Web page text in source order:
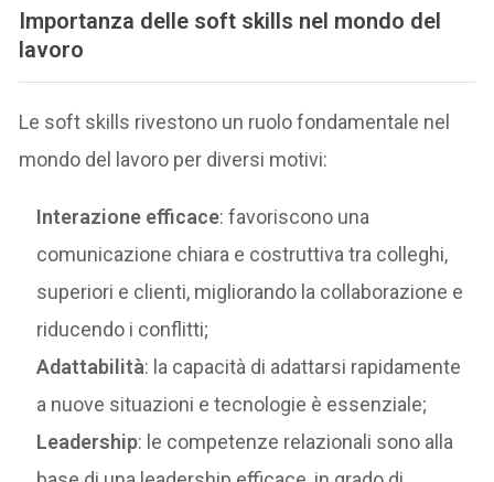
Importanza delle soft skills nel mondo del
lavoro
Le soft skills rivestono un ruolo fondamentale nel
mondo del lavoro per diversi motivi:
Interazione efficace: favoriscono una
comunicazione chiara e costruttiva tra colleghi,
superiori e clienti, migliorando la collaborazione e
riducendo i conflitti;
Adattabilità: la capacità di adattarsi rapidamente
a nuove situazioni e tecnologie è essenziale;
Leadership: le competenze relazionali sono alla